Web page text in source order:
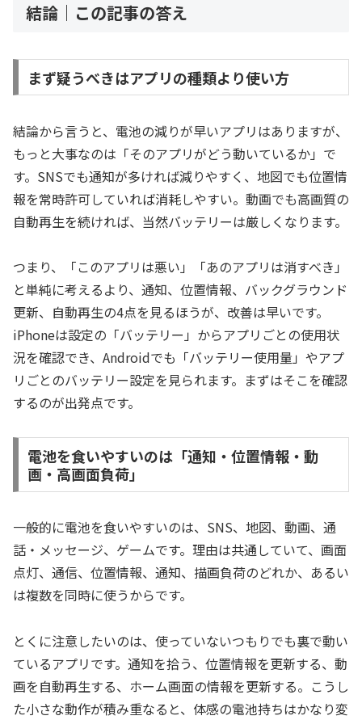
結論｜この記事の答え
まず疑うべきはアプリの種類より使い方
結論から言うと、電池の減りが早いアプリはありますが、
もっと大事なのは「そのアプリがどう動いているか」で
す。SNSでも通知が多ければ減りやすく、地図でも位置情
報を常時許可していれば消耗しやすい。動画でも高画質の
自動再生を続ければ、当然バッテリーは厳しくなります。
つまり、「このアプリは悪い」「あのアプリは消すべき」
と単純に考えるより、通知、位置情報、バックグラウンド
更新、自動再生の4点を見るほうが、改善は早いです。
iPhoneは設定の「バッテリー」からアプリごとの使用状
況を確認でき、Androidでも「バッテリー使用量」やアプ
リごとのバッテリー設定を見られます。まずはそこを確認
するのが出発点です。
電池を食いやすいのは「通知・位置情報・動
画・高画面負荷」
一般的に電池を食いやすいのは、SNS、地図、動画、通
話・メッセージ、ゲームです。理由は共通していて、画面
点灯、通信、位置情報、通知、描画負荷のどれか、あるい
は複数を同時に使うからです。
とくに注意したいのは、使っていないつもりでも裏で動い
ているアプリです。通知を拾う、位置情報を更新する、動
画を自動再生する、ホーム画面の情報を更新する。こうし
た小さな動作が積み重なると、体感の電池持ちはかなり変